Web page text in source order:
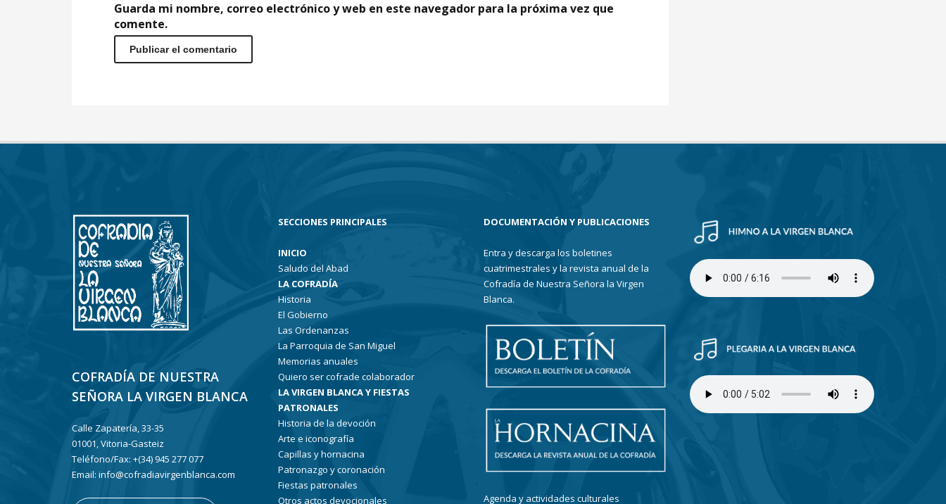
Guarda mi nombre, correo electrónico y web en este navegador para la próxima vez que
comente.
COFRADÍA DE NUESTRA
SEÑORA LA VIRGEN BLANCA
Calle Zapatería, 33-35
01001, Vitoria-Gasteiz
Teléfono/Fax: +(34) 945 277 077
Email: info@cofradiavirgenblanca.com
SECCIONES PRINCIPALES
INICIO
Saludo del Abad
LA COFRADÍA
Historia
El Gobierno
Las Ordenanzas
La Parroquia de San Miguel
Memorias anuales
Quiero ser cofrade colaborador
LA VIRGEN BLANCA Y FIESTAS
PATRONALES
Historia de la devoción
Arte e iconografía
Capillas y hornacina
Patronazgo y coronación
Fiestas patronales
Otros actos devocionales
DOCUMENTACIÓN Y PUBLICACIONES
Entra y descarga los boletines
cuatrimestrales y la revista anual de la
Cofradía de Nuestra Señora la Virgen
Blanca.
Agenda y actividades culturales